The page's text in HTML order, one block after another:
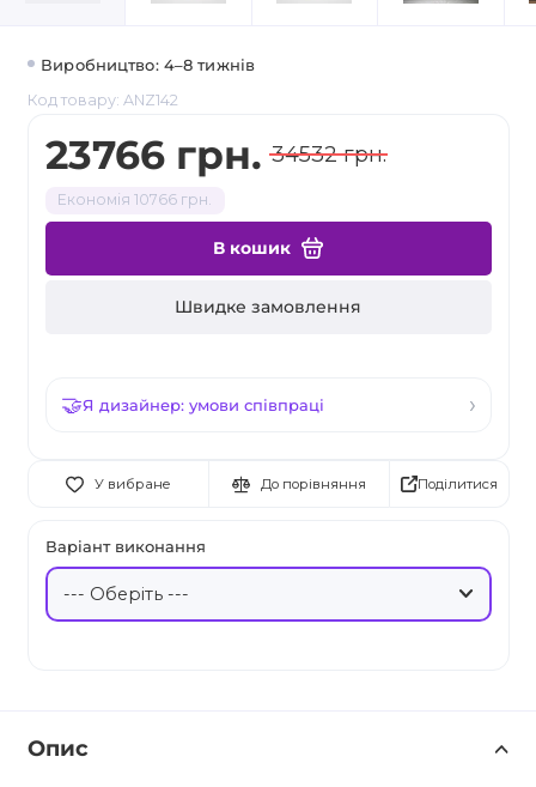
Виробництво: 4–8 тижнів
Код товару: ANZ142
23766 грн. 34532 грн.
Економія 10766 грн.
В кошик
Швидке замовлення
Я дизайнер: умови співпраці
У вибране До порівняння
Варіант виконання
Поділитися
Опис